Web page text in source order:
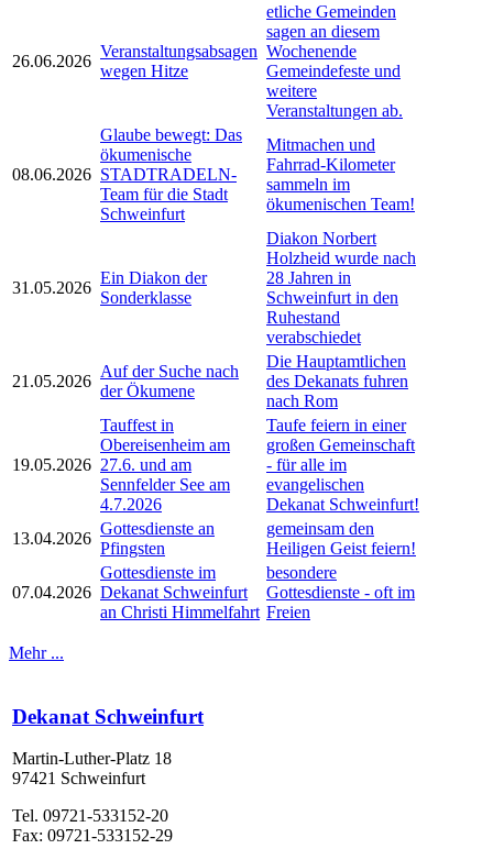
26.06.2026
Veranstaltungsabsagen
wegen Hitze
etliche Gemeinden
sagen an diesem
Wochenende
Gemeindefeste und
weitere
Veranstaltungen ab.
08.06.2026
Glaube bewegt: Das
ökumenische
STADTRADELN-
Team für die Stadt
Schweinfurt
Mitmachen und
Fahrrad-Kilometer
sammeln im
ökumenischen Team!
31.05.2026
Ein Diakon der
Sonderklasse
Diakon Norbert
Holzheid wurde nach
28 Jahren in
Schweinfurt in den
Ruhestand
verabschiedet
21.05.2026
Auf der Suche nach
der Ökumene
Die Hauptamtlichen
des Dekanats fuhren
nach Rom
19.05.2026
Tauffest in
Obereisenheim am
27.6. und am
Sennfelder See am
4.7.2026
Taufe feiern in einer
großen Gemeinschaft
- für alle im
evangelischen
Dekanat Schweinfurt!
13.04.2026
Gottesdienste an
Pfingsten
gemeinsam den
Heiligen Geist feiern!
07.04.2026
Gottesdienste im
Dekanat Schweinfurt
an Christi Himmelfahrt
besondere
Gottesdienste - oft im
Freien
Mehr ...
Dekanat Schweinfurt
Martin-Luther-Platz 18
97421 Schweinfurt
Tel. 09721-533152-20
Fax: 09721-533152-29